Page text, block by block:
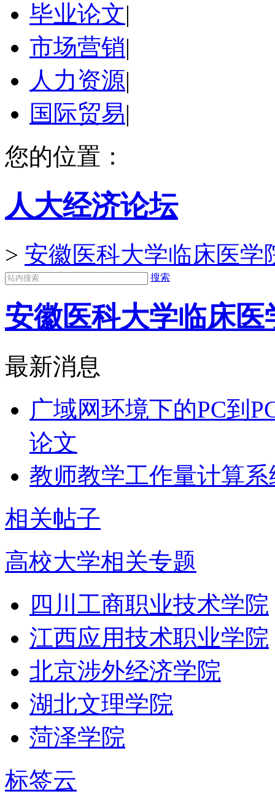
毕业论文|
市场营销|
人力资源|
国际贸易|
您的位置：
人大经济论坛
> 安徽医科大学临床医学
搜索
安徽医科大学临床医
最新消息
广域网环境下的PC到
论文
教师教学工作量计算
相关帖子
高校大学相关专题
四川工商职业技术学院
江西应用技术职业学院
北京涉外经济学院
湖北文理学院
菏泽学院
标签云